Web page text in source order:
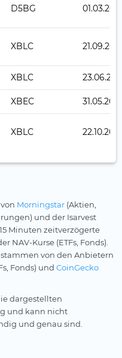
D5BG
XBLC 21.09.2017
XBLC
XBEC 31.05.2018
XBLC 22.10.2010
Morningstar (Aktien,
und der Isarvest
Minuten zeitverzögerte
NAV-Kurse (ETFs, Fonds).
von den Anbietern
Fonds) und CoinGecko
dargestellten
und kann nicht
und genau sind.